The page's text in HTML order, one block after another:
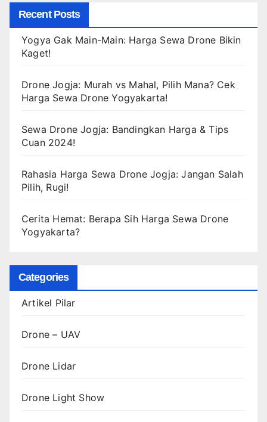
Recent Posts
Yogya Gak Main-Main: Harga Sewa Drone Bikin
Kaget!
Drone Jogja: Murah vs Mahal, Pilih Mana? Cek
Harga Sewa Drone Yogyakarta!
Sewa Drone Jogja: Bandingkan Harga & Tips
Cuan 2024!
Rahasia Harga Sewa Drone Jogja: Jangan Salah
Pilih, Rugi!
Cerita Hemat: Berapa Sih Harga Sewa Drone
Yogyakarta?
Categories
Artikel Pilar
Drone – UAV
Drone Lidar
Drone Light Show